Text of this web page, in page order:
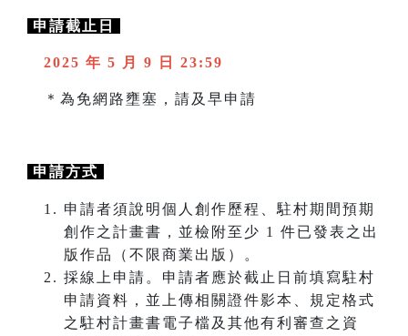
申請截止日
2025 年 5 月 9 日 23:59
＊為免網路壅塞，請及早申請
申請方式
申請者須說明個人創作歷程、駐村期間預期
創作之計畫書，並檢附至少 1 件已發表之出
版作品（不限商業出版）。
採線上申請。申請者應於截止日前填寫駐村
申請資料，並上傳相關證件影本、規定格式
之駐村計畫書電子檔及其他有利審查之資